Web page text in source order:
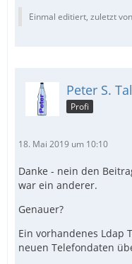
Einmal editiert, zuletzt
Peter S.
Profi
18. Mai 2019 um 10:10
Danke - nein den
war ein anderer.
Genauer?
Ein vorhandenes Ldap
neuen Telefondaten